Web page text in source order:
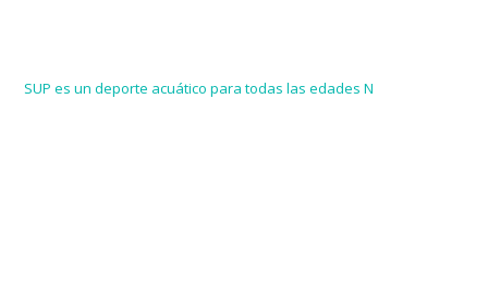
SUP es un deporte acuático para todas las edades N